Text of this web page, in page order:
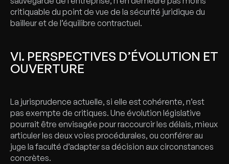
critiquable du point de vue de la sécurité juridique du
bailleur et de l’équilibre contractuel.
VI. PERSPECTIVES D’ÉVOLUTION ET
OUVERTURE
La jurisprudence actuelle, si elle est cohérente, n’est
pas exempte de critiques. Une évolution législative
pourrait être envisagée pour raccourcir les délais, mieux
articuler les deux voies procédurales, ou conférer au
juge la faculté d’adapter sa décision aux circonstances
concrètes.